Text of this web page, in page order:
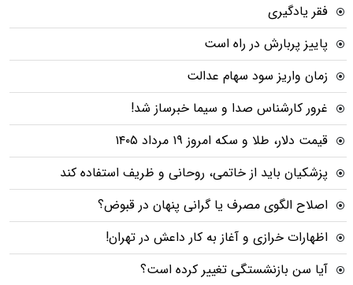
فقر یادگیری
پاییز پربارش در راه است
زمان واریز سود سهام عدالت
غرور کارشناس صدا و سیما خبرساز شد!
قیمت دلار، طلا و سکه امروز ۱۹ مرداد ۱۴۰۵
پزشکیان باید از خاتمی، روحانی و ظریف استفاده کند
اصلاح الگوی مصرف یا گرانی پنهان در قبوض؟
اظهارات خرازی و آغاز به کار داعش در تهران!
آیا سن بازنشستگی تغییر کرده است؟